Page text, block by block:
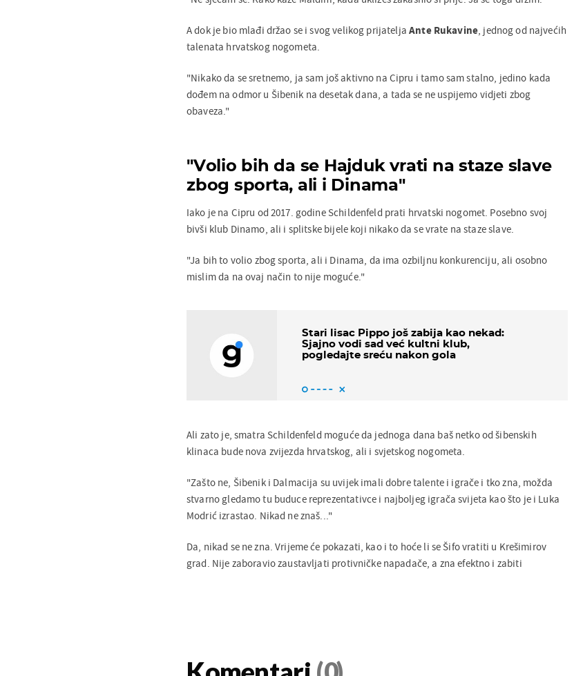
A dok je bio mlađi držao se i svog velikog prijateljaAnte Rukavine, jednog od najvećih
talenata hrvatskog nogometa.
"Nikako da se sretnemo, ja sam još aktivno na Cipru i tamo sam stalno, jedino kada
dođem na odmor u Šibenik na desetak dana, a tada se ne uspijemo vidjeti zbog
obaveza."
"Volio bih da se Hajduk vrati na staze slave
zbog sporta, ali i Dinama"
Iako je na Cipru od 2017. godine Schildenfeld prati hrvatski nogomet. Posebno svoj
bivši klub Dinamo, ali i splitske bijele koji nikako da se vrate na staze slave.
"Ja bih to volio zbog sporta, ali i Dinama, da ima ozbiljnu konkurenciju, ali osobno
mislim da na ovaj način to nije moguće."
Stari lisac Pippo još zabija kao nekad:
Sjajno vodi sad već kultni klub,
pogledajte sreću nakon gola
Ali zato je, smatra Schildenfeld moguće da jednoga dana baš netko od šibenskih
klinaca bude nova zvijezda hrvatskog, ali i svjetskog nogometa.
"Zašto ne, Šibenik i Dalmacija su uvijek imali dobre talente i igrače i tko zna, možda
stvarno gledamo tu buduce reprezentativce i najboljeg igrača svijeta kao što je i Luka
Modrić izrastao. Nikad ne znaš..."
Da, nikad se ne zna. Vrijeme će pokazati, kao i to hoće li se Šifo vratiti u Krešimirov
grad. Nije zaboravio zaustavljati protivničke napadače, a zna efektno i zabiti